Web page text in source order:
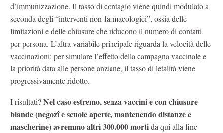
d’immunizzazione. Il tasso di contagio viene quindi modulato a
seconda degli “interventi non-farmacologici”, ossia delle
limitazioni e delle chiusure che riducono il numero di contatti
per persona. L’altra variabile principale riguarda la velocità delle
vaccinazioni: per simulare l’effetto della campagna vaccinale e
la priorità data alle persone anziane, il tasso di letalità viene
progressivamente ridotto.
I risultati?Nel caso estremo, senza vaccini e con chiusure
blande (negozî e scuole aperte, mantenendo distanze e
mascherine) avremmo altri 300.000 mortida qui alla fine